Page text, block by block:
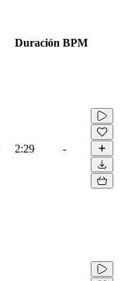
Duración BPM
2:29 -